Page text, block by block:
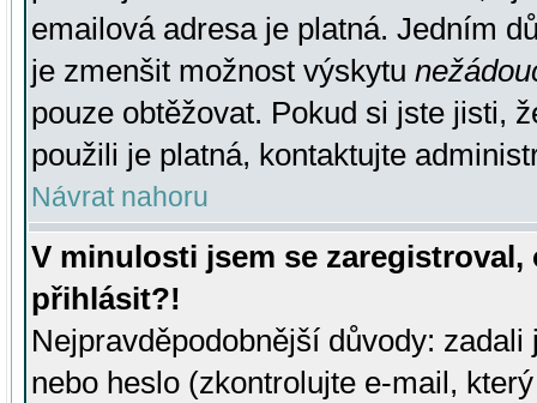
emailová adresa je platná. Jedním
je zmenšit možnost výskytu
pouze obtěžovat. Pokud si jste jisti,
použili je platná, kontaktujte
Návrat nahoru
V minulosti jsem se
přihlásit?!
Nejpravděpodobnější důvody:
nebo heslo (zkontrolujte e-mail,